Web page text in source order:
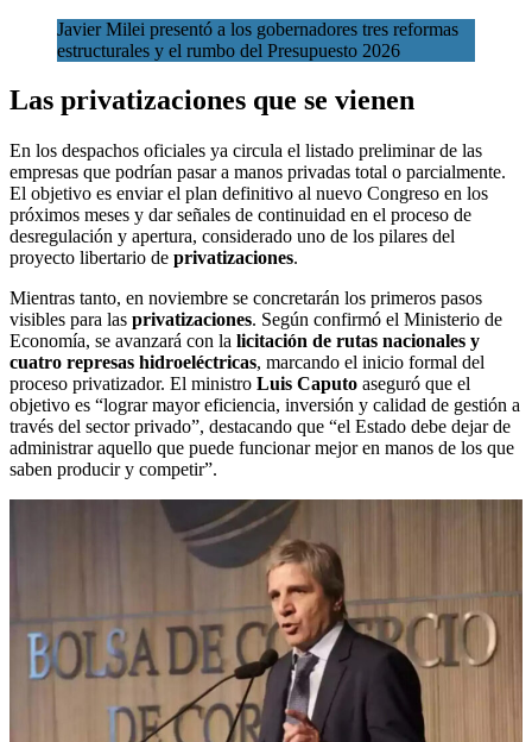
Javier Milei presentó a los gobernadores tres reformas
estructurales y el rumbo del Presupuesto 2026
Las privatizaciones que se vienen
En los despachos oficiales ya circula el listado preliminar de las
empresas que podrían pasar a manos privadas total o parcialmente.
El objetivo es enviar el plan definitivo al nuevo Congreso en los
próximos meses y dar señales de continuidad en el proceso de
desregulación y apertura, considerado uno de los pilares del
proyecto libertario de privatizaciones.
Mientras tanto, en noviembre se concretarán los primeros pasos
visibles para las privatizaciones. Según confirmó el Ministerio de
Economía, se avanzará con la licitación de rutas nacionales y
cuatro represas hidroeléctricas, marcando el inicio formal del
proceso privatizador. El ministro Luis Caputo aseguró que el
objetivo es “lograr mayor eficiencia, inversión y calidad de gestión a
través del sector privado”, destacando que “el Estado debe dejar de
administrar aquello que puede funcionar mejor en manos de los que
saben producir y competir”.